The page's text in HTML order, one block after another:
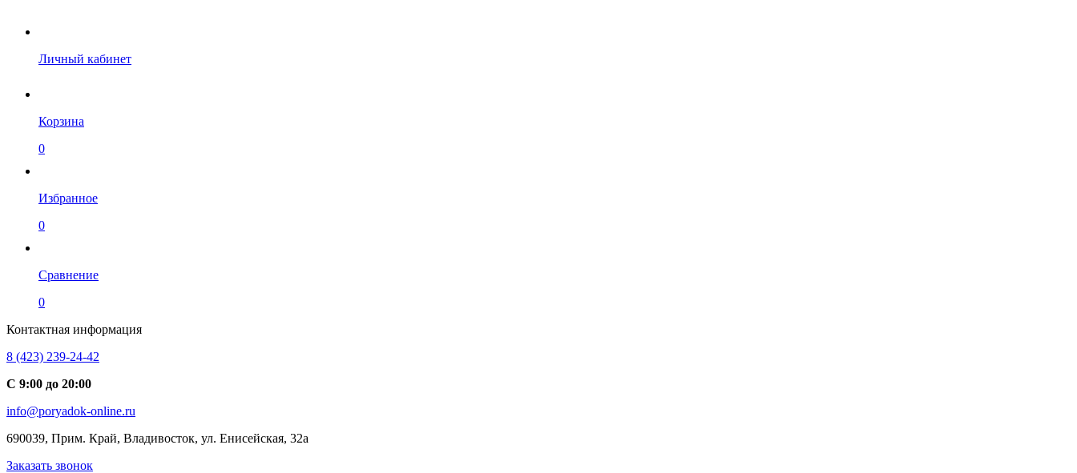
Личный кабинет
Корзина
0
Избранное
0
Сравнение
0
Контактная информация
8 (423) 239-24-42
С 9:00 до 20:00
info@poryadok-online.ru
690039, Прим. Край, Владивосток, ул. Енисейская, 32а
Заказать звонок